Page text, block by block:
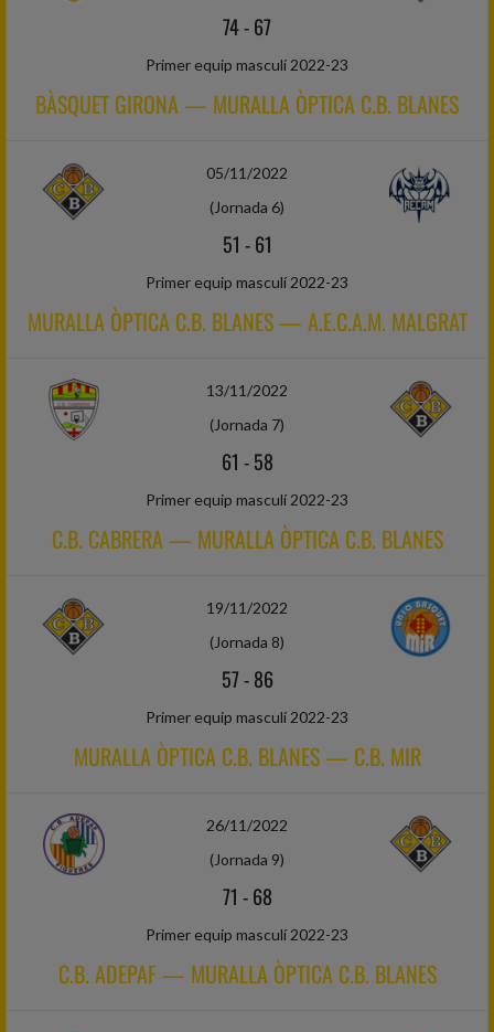
74-67
Primer equip masculí 2022-23
BÀSQUET GIRONA — MURALLA ÒPTICA C.B. BLANES
05/11/2022
(Jornada 6)
51 -61
Primer equip masculí 2022-23
MURALLA ÒPTICA C.B. BLANES — A.E.C.A.M. MALGRAT
13/11/2022
(Jornada 7)
61 -58
Primer equip masculí 2022-23
C.B. CABRERA — MURALLA ÒPTICA C.B. BLANES
19/11/2022
(Jornada 8)
57-86
Primer equip masculí 2022-23
MURALLA ÒPTICA C.B. BLANES — C.B. MIR
26/11/2022
(Jornada 9)
71 -68
Primer equip masculí 2022-23
C.B. ADEPAF — MURALLA ÒPTICA C.B. BLANES